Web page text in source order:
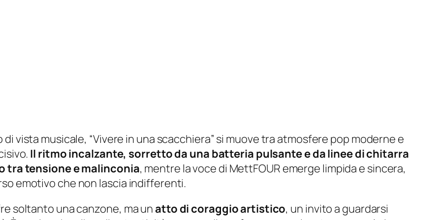
di vista musicale, “Vivere in una scacchiera” si muove tra atmosfere pop moderne e
Il ritmo incalzante, sorretto da una batteria pulsante e da linee di chitarra
tra tensione e malinconia, mentre la voce di MettFOUR emerge limpida e sincera,
emotivo che non lascia indifferenti.
soltanto una canzone, ma unatto di coraggio artistico, un invito a guardarsi